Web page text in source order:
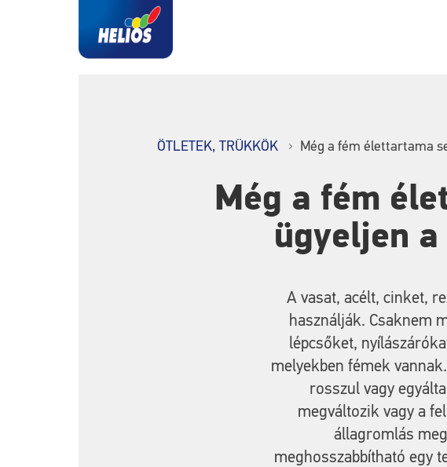
ÖTLETEK, TRÜKKÖK Még a fém élettartama
Még a fém
ügyeljen
A vasat, acélt, cinket,
használják. Csaknem
lépcsőket,
melyekben fémek
rosszul vagy
megváltozik vagy a
állagromlás
meghosszabbítható egy